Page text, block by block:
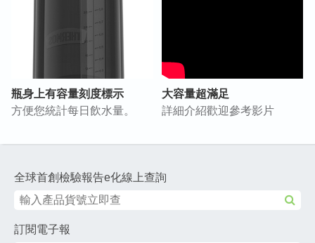
瓶身上有容量刻度標示
方便您統計每日飲水量。
大容量超滿足
詳細介紹歡迎參考影片
全球首創檢驗報告e化線上查詢
訂閱電子報